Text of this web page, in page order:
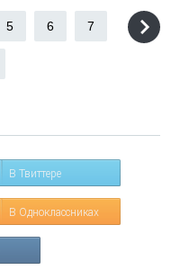
5 6 7
В Твиттере
В Одноклассниках